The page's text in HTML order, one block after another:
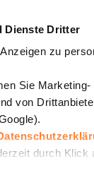
Dienste Dritter
zu
Sie
von
durch